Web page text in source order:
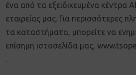
ένα από τα εξειδικευμένα κέντρα
εταιρείας μας. Για περισσότερες
τα καταστήματα, μπορείτε να
επίσημη ιστοσελίδα μας,
.